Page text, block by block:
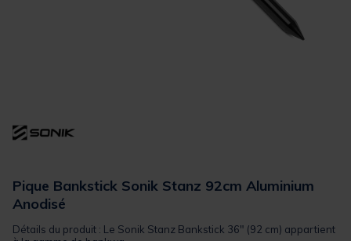
Pique Bankstick Sonik Stanz 92cm Aluminium
Anodisé
Détails du produit : Le Sonik Stanz Bankstick 36" (92 cm) appartient